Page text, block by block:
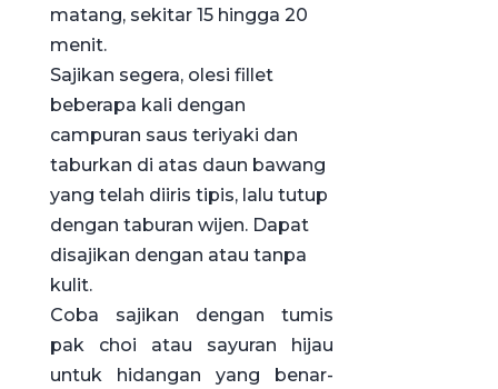
matang, sekitar 15 hingga 20
menit.
Sajikan segera, olesi fillet
beberapa kali dengan
campuran saus teriyaki dan
taburkan di atas daun bawang
yang telah diiris tipis, lalu tutup
dengan taburan wijen. Dapat
disajikan dengan atau tanpa
kulit.
Coba sajikan dengan tumis
pak choi atau sayuran hijau
untuk hidangan yang benar-